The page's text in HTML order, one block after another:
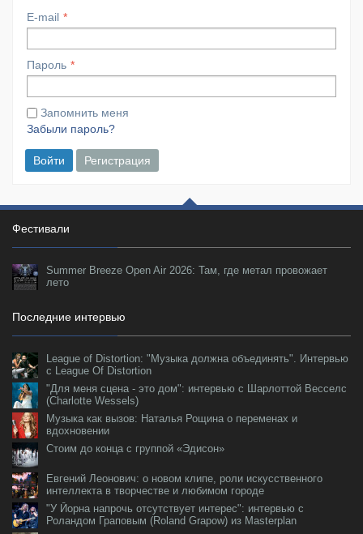
E-mail
Пароль
Запомнить меня
Забыли пароль?
Войти Регистрация
Фестивали
Summer Breeze Open Air 2026: Там, где метал провожает
лето
Последние интервью
League of Distortion: "Музыка должна объединять". Интервью
с League Of Distortion
"Для меня сцена - это дом": интервью с Шарлоттой Весселс
(Charlotte Wessels)
Музыка как вызов: Наталья Рощина о переменах и
вдохновении
Стоим до конца с группой «Эдисон»
Евгений Леонович: о новом клипе, роли искусственного
интеллекта в творчестве и любимом городе
"У Йорна напрочь отсутствует интерес": интервью с
Роландом Граповым (Roland Grapow) из Masterplan